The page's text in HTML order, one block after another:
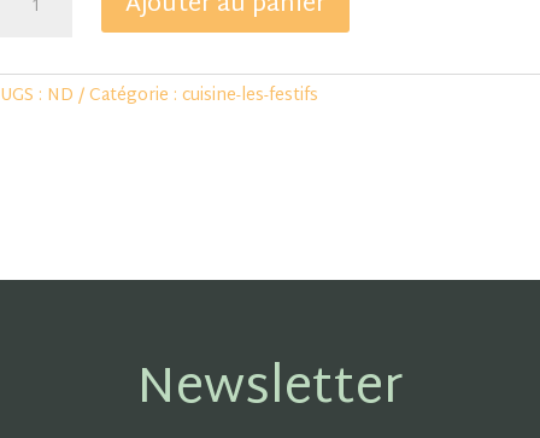
Cuisine
UGS : ND Catégorie : cuisine-les-festifs
Newsletter